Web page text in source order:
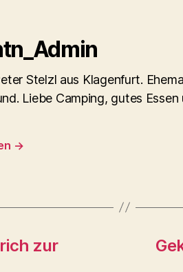
Stelzl aus Klagenfurt.
Liebe Camping, gutes
→
zur